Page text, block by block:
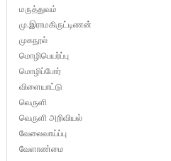
மருத்துவம்
மு.இராமகிருட்டிணன்
முகநூல்
மொழிபெயர்ப்பு
மொழிப்போர்
விளையாட்டு
வெருளி
வெருளி அறிவியல்
வேலைவாய்ப்பு
வேளாண்மை